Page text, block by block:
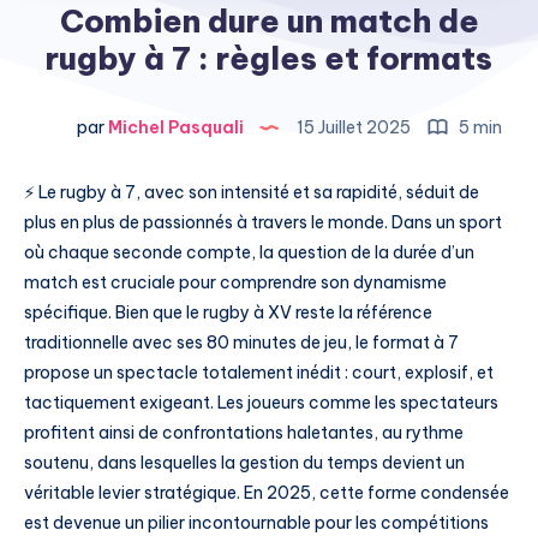
Combien dure un match de
rugby à 7 : règles et formats
parMichel Pasquali 15 Juillet 2025 5 min
⚡ Le rugby à 7, avec son intensité et sa rapidité, séduit de
plus en plus de passionnés à travers le monde. Dans un sport
où chaque seconde compte, la question de la durée d’un
match est cruciale pour comprendre son dynamisme
spécifique. Bien que le rugby à XV reste la référence
traditionnelle avec ses 80 minutes de jeu, le format à 7
propose un spectacle totalement inédit : court, explosif, et
tactiquement exigeant. Les joueurs comme les spectateurs
profitent ainsi de confrontations haletantes, au rythme
soutenu, dans lesquelles la gestion du temps devient un
véritable levier stratégique. En 2025, cette forme condensée
est devenue un pilier incontournable pour les compétitions